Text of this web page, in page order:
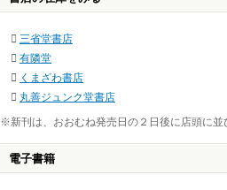
三省堂書店
有隣堂
くまざわ書店
丸善ジュンク堂書店
※新刊は、おおむね発売日の２日後に店頭に並
電子書籍